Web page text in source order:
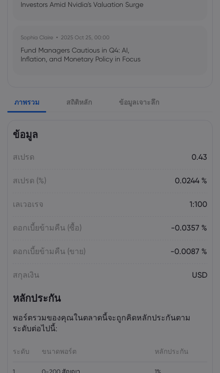
Investors Amid Nvidia's Valuation Surge
Sophia Claire 2025 Oct 25, 00:00
Fund Managers Cautious in Q4: AI,
Inflation, and Monetary Policy in Focus
US Government Shutdown Threatens
October Inflation Data Release
US-EU Relations: Russia Sanctions Unite
Emma Rose
Overheating, U.S. Trade Policy Risk
ภาพรวม สถิติหลัก ข้อมูลเจาะลึก
ข้อมูล
สเปรด 0.43
สเปรด (%) 0.0244 %
เลเวอเรจ 1:100
ดอกเบี้ยข้ามคืน (ซื้อ) -0.0357 %
ดอกเบี้ยข้ามคืน (ขาย) -0.0087 %
สกุลเงิน USD
หลักประกัน
พอร์ตรวมของคุณในตลาดนี้จะถูกคิดหลักประกันตาม
ระดับต่อไปนี้:
ระดับ ขนาดพอร์ต หลักประกัน